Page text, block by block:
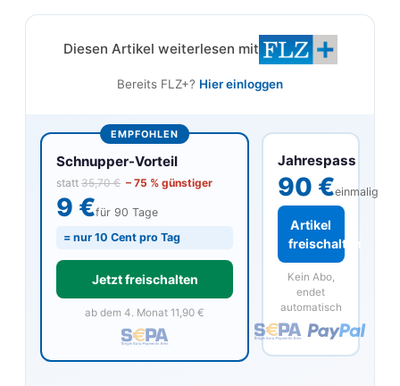
Diesen Artikel weiterlesen mit
Bereits FLZ+? Hier einloggen
Jahrespass
90 €einmalig
Artikel
freischalten
Kein Abo,
endet
automatisch
EMPFOHLEN
Schnupper-Vorteil
statt 35,70 € – 75 % günstiger
9 €für 90 Tage
= nur 10 Cent pro Tag
Jetzt freischalten
ab dem 4. Monat 11,90 €